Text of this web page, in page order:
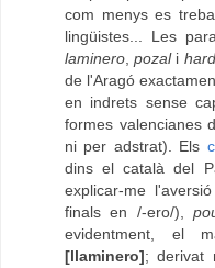
com menys es
lingüistes... Les
laminero,pozal i
de l'Aragó
en indrets sense
formes valencianes
ni per adstrat). Els
dins el català del
explicar-me
finals en /-ero/),
evidentment, el
[llaminero]; derivat